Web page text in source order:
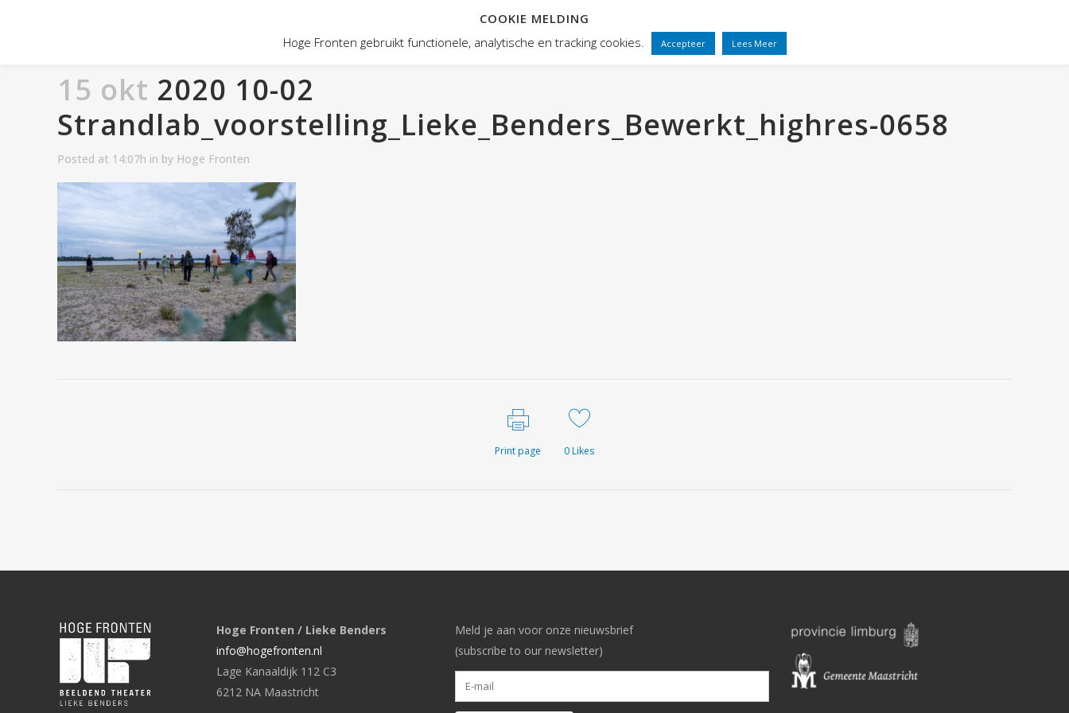
VOORSTELLINGEN PUBLIEKSWERKING
15 okt 2020 10-02
Strandlab_voorstelling_Lieke_Benders_Bewerkt_highres-0658
Posted at 14:07h in by Hoge Fronten
Print page 0Likes
Hoge Fronten / Lieke Benders
info@hogefronten.nl
Lage Kanaaldijk 112 C3
6212 NA Maastricht
Meld je aan voor onze nieuwsbrief
(subscribe to our newsletter)
COOKIE MELDING
Hoge Fronten gebruikt functionele, analytische en tracking cookies.
Accepteer Lees Meer